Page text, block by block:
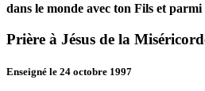
dans le monde avec ton Fils et parmi
Prière à Jésus de la
Enseigné le 24 octobre 1997